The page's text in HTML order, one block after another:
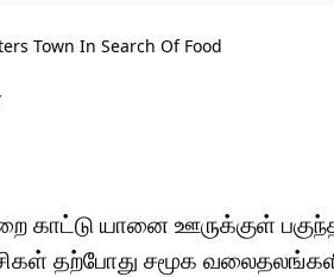
Town In Search Of Food
காட்டு யானை ஊருக்குள்
தற்போது சமூக